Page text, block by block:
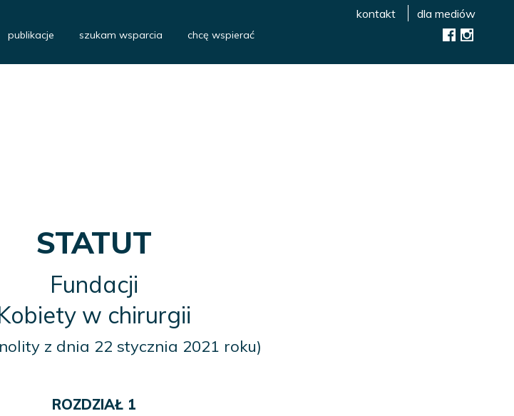
publikacje szukam wsparcia chcę wspierać
kontakt dla mediów
STATUT
Fundacji
w chirurgii
z dnia 22 stycznia 2021 roku)
ROZDZIAŁ 1